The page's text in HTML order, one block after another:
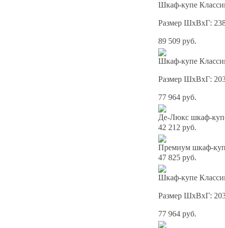
Шкаф-купе
Размер ШхВхГ:
89 509 руб.
Шкаф-купе
Размер ШхВхГ:
77 964 руб.
Де-Люкс шкаф-
42 212 руб.
Премиум шкаф-
47 825 руб.
Шкаф-купе
Размер ШхВхГ:
77 964 руб.